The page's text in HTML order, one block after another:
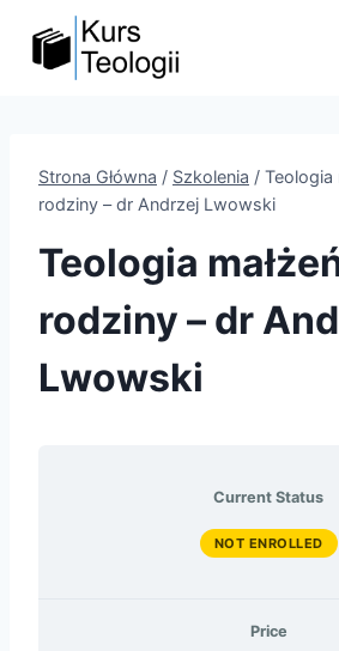
Strona Główna / Szkolenia / Teologia
rodziny – dr Andrzej Lwowski
Teologia
rodziny – dr
Lwowski
Current Status
NOT ENROLLED
Price